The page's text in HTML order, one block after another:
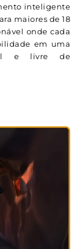
inteligente
maiores de 18
onde cada
em uma
e livre de